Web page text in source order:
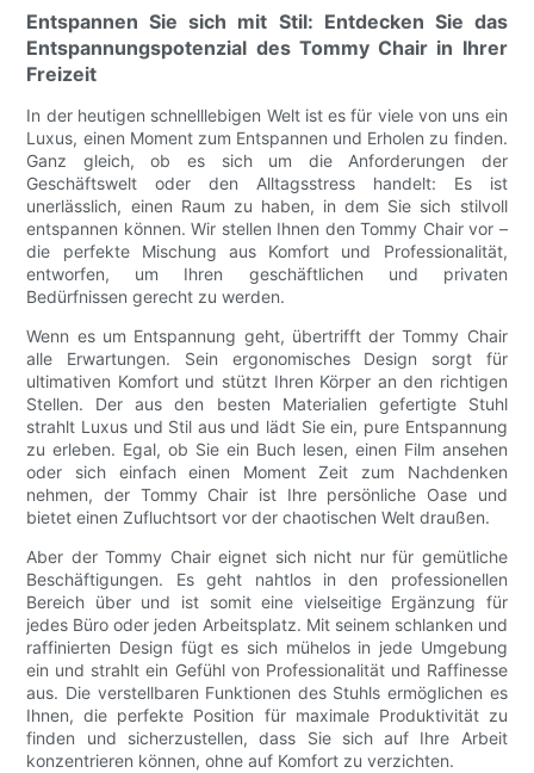
Entspannen Sie sich mit Stil: Entdecken Sie das
Entspannungspotenzial des Tommy Chair in Ihrer
Freizeit
In der heutigen schnelllebigen Welt ist es für viele von uns ein
Luxus, einen Moment zum Entspannen und Erholen zu finden.
Ganz gleich, ob es sich um die Anforderungen der
Geschäftswelt oder den Alltagsstress handelt: Es ist
unerlässlich, einen Raum zu haben, in dem Sie sich stilvoll
entspannen können. Wir stellen Ihnen den Tommy Chair vor –
die perfekte Mischung aus Komfort und Professionalität,
entworfen, um Ihren geschäftlichen und privaten
Bedürfnissen gerecht zu werden.
Wenn es um Entspannung geht, übertrifft der Tommy Chair
alle Erwartungen. Sein ergonomisches Design sorgt für
ultimativen Komfort und stützt Ihren Körper an den richtigen
Stellen. Der aus den besten Materialien gefertigte Stuhl
strahlt Luxus und Stil aus und lädt Sie ein, pure Entspannung
zu erleben. Egal, ob Sie ein Buch lesen, einen Film ansehen
oder sich einfach einen Moment Zeit zum Nachdenken
nehmen, der Tommy Chair ist Ihre persönliche Oase und
bietet einen Zufluchtsort vor der chaotischen Welt draußen.
Aber der Tommy Chair eignet sich nicht nur für gemütliche
Beschäftigungen. Es geht nahtlos in den professionellen
Bereich über und ist somit eine vielseitige Ergänzung für
jedes Büro oder jeden Arbeitsplatz. Mit seinem schlanken und
raffinierten Design fügt es sich mühelos in jede Umgebung
ein und strahlt ein Gefühl von Professionalität und Raffinesse
aus. Die verstellbaren Funktionen des Stuhls ermöglichen es
Ihnen, die perfekte Position für maximale Produktivität zu
finden und sicherzustellen, dass Sie sich auf Ihre Arbeit
konzentrieren können, ohne auf Komfort zu verzichten.